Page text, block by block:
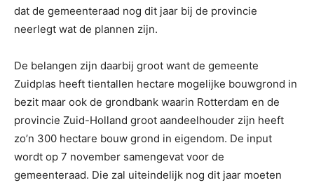
dat de gemeenteraad nog dit jaar bij de provincie
neerlegt wat de plannen zijn.
De belangen zijn daarbij groot want de gemeente
Zuidplas heeft tientallen hectare mogelijke bouwgrond in
bezit maar ook de grondbank waarin Rotterdam en de
provincie Zuid-Holland groot aandeelhouder zijn heeft
zo’n 300 hectare bouw grond in eigendom. De input
wordt op 7 november samengevat voor de
gemeenteraad. Die zal uiteindelijk nog dit jaar moeten